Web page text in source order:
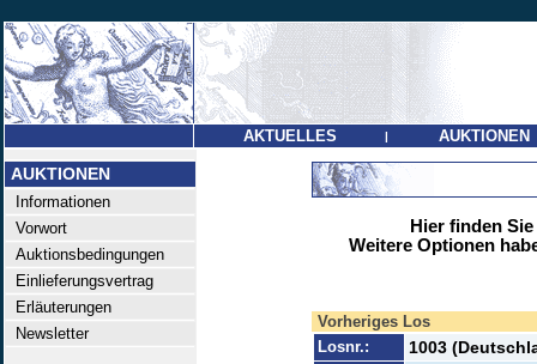
AKTUELLES | AUKTIONEN
AUKTIONEN
Informationen
Vorwort
Auktionsbedingungen
Einlieferungsvertrag
Erläuterungen
Newsletter
Hier finden
Weitere Optionen
Vorheriges Los
Losnr.:
1003